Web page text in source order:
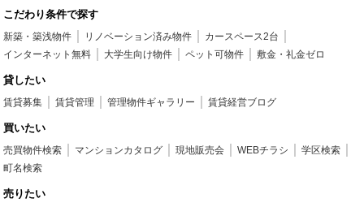
こだわり条件で探す
新築・築浅物件 リノベーション済み物件
カースペース2台
インターネット無料
大学生向け物件 ペット可物件 敷金・礼金ゼロ
貸したい
賃貸募集 賃貸管理 管理物件ギャラリー 賃貸経営ブログ
買いたい
売買物件検索 マンションカタログ 現地販売会 WEBチラシ
学区検索
町名検索
売りたい